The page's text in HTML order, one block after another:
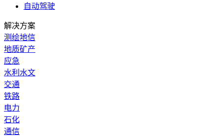
自动驾驶
解决方案
测绘地信
地质矿产
应急
水利水文
交通
铁路
电力
石化
通信